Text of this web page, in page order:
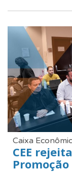
Caixa
CEE